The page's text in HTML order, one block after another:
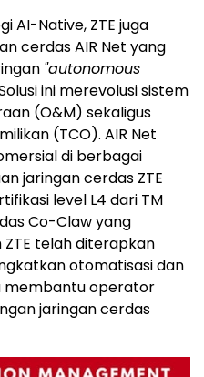
AI-Native, ZTE juga
cerdas AIR Net yang
"autonomous
ini merevolusi sistem
(O&M) sekaligus
(TCO). AIR Net
di berbagai
jaringan cerdas ZTE
level L4 dari TM
Co-Claw yang
telah diterapkan
otomatisasi dan
membantu operator
jaringan cerdas